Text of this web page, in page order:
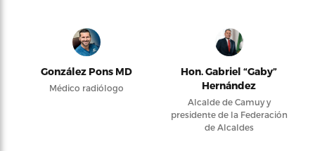
González Pons MD
Médico radiólogo
Hon. Gabriel “Gaby”
Hernández
Alcalde de Camuy y
presidente de la Federación
de Alcaldes